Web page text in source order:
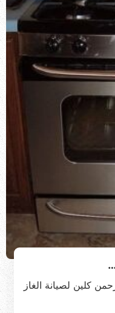
كلين لصيانة الغاز